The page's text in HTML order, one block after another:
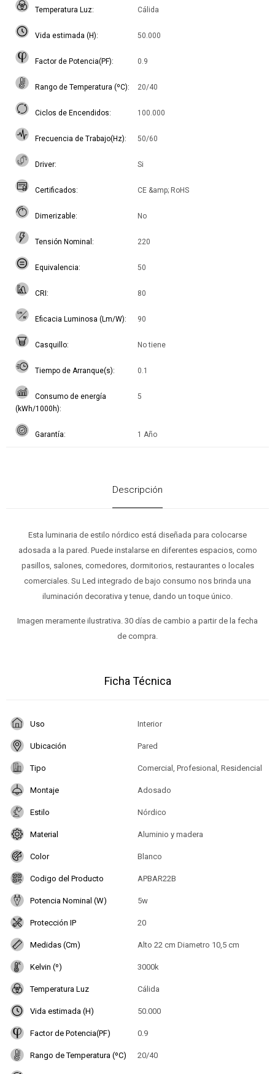
Temperatura Luz Cálida
Vida estimada (H) 50.000
Factor de Potencia(PF) 0.9
Rango de Temperatura (ºC) 20/40
Ciclos de Encendidos 100.000
Frecuencia de Trabajo(Hz) 50/60
Driver Si
Certificados CE &amp; RoHS
Dimerizable No
Tensión Nominal 220
Equivalencia 50
CRI 80
Eficacia Luminosa (Lm/W) 90
Casquillo No tiene
Tiempo de Arranque(s) 0.1
Consumo de energía
(kWh/1000h)
5
Garantía 1 Año
Descripción
Esta luminaria de estilo nórdico está diseñada para colocarse
adosada a la pared. Puede instalarse en diferentes espacios, como
pasillos, salones, comedores, dormitorios, restaurantes o locales
comerciales. Su Led integrado de bajo consumo nos brinda una
iluminación decorativa y tenue, dando un toque único.
Imagen meramente ilustrativa. 30 días de cambio a partir de la fecha
de compra.
Ficha Técnica
Uso Interior
Ubicación Pared
Tipo Comercial, Profesional, Residencial
Montaje Adosado
Estilo Nórdico
Material Aluminio y madera
Color Blanco
Codigo del Producto APBAR22B
Potencia Nominal (W) 5w
Protección IP 20
Medidas (Cm) Alto 22 cm Diametro 10,5 cm
Kelvin (º) 3000k
Temperatura Luz Cálida
Vida estimada (H) 50.000
Factor de Potencia(PF) 0.9
Rango de Temperatura (ºC) 20/40